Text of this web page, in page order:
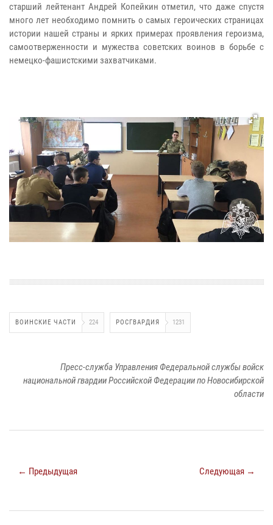
старший лейтенант Андрей Копейкин отметил, что даже спустя
много лет необходимо помнить о самых героических страницах
истории нашей страны и ярких примерах проявления героизма,
самоотверженности и мужества советских воинов в борьбе с
немецко-фашистскими захватчиками.
ВОИНСКИЕ ЧАСТИ 224 РОСГВАРДИЯ 1231
Пресс-служба Управления Федеральной службы войск
национальной гвардии Российской Федерации по Новосибирской
области
← Предыдущая Следующая →